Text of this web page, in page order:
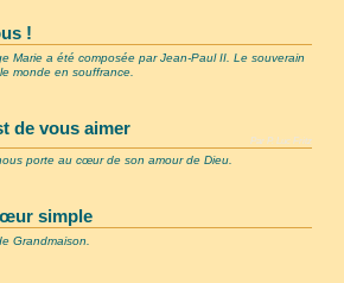
!
Marie a été composée par Jean-Paul II. Le souverain
monde en souffrance.
de vous aimer
Par P. Luc Fritz
porte au cœur de son amour de Dieu.
simple
Grandmaison.